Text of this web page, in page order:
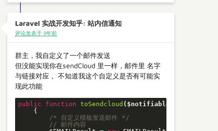
Laravel 实战开发知乎: 站内信通知
评论发表于 9年前
群主，我自定义了一个邮件发送
但没能实现你在sendCloud 里一样，邮件里 名字
与链接对应， 不知道我这个自定义是否有可能实
现此功能
public function toSendcloud ($notifiable)
{
/* 自定义模板发送邮件 */
// 邮件内容